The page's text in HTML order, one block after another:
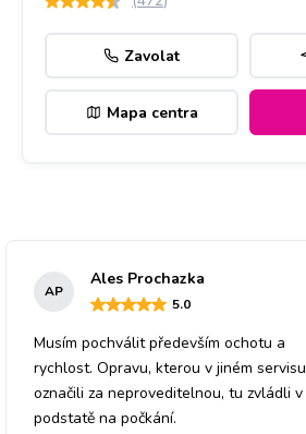
Zavolat
Mapa centra
AP
Ales Prochazka
5.0
Musím pochválit především ochotu a
rychlost. Opravu, kterou v jiném servisu
označili za neproveditelnou, tu zvládli v
podstatě na počkání.